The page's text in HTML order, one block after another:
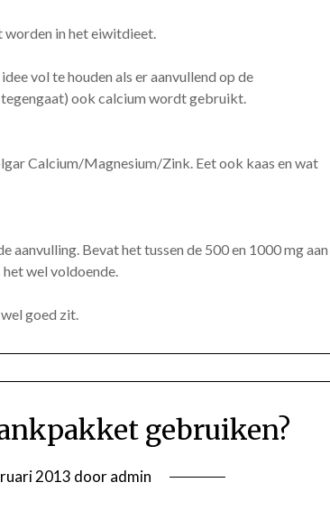
worden in het eiwitdieet.
vol te houden als er aanvullend op de
ook calcium wordt gebruikt.
Calcium/Magnesium/Zink. Eet ook kaas en wat
aanvulling. Bevat het tussen de 500 en 1000 mg aan
wel voldoende.
goed zit.
gebruiken?
2013 dooradmin